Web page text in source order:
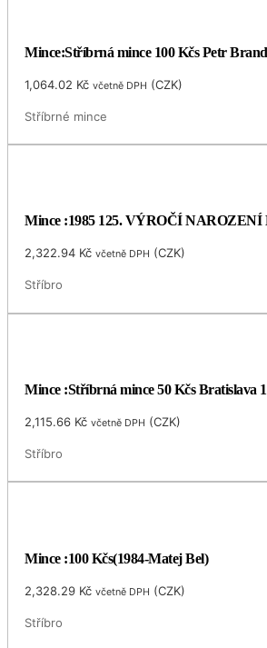
Mince:Stříbrná mince 100 Kčs Petr
1,064.02 Kč včetně DPH (CZK)
Stříbrné mince
Mince :1985 125. VÝROČÍ
2,322.94 Kč včetně DPH (CZK)
Stříbro
Mince :Stříbrná mince 50 Kčs Bratislava
2,115.66 Kč včetně DPH (CZK)
Stříbro
Mince :100 Kčs(1984-Matej Bel)
2,328.29 Kč včetně DPH (CZK)
Stříbro